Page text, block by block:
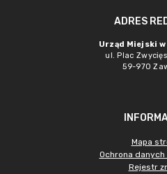
ADRES
Urząd Miejski
ul. Plac
59-970
Mapa
Ochrona
Rejestr